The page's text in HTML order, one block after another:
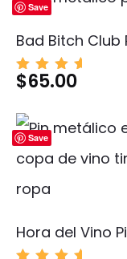
Save
Bad Bitch Club
Valor
5.00
de 5
$65.00
Save
Hora del Vino